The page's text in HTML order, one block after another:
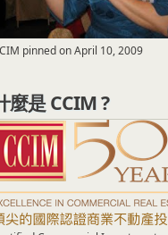
pinned on April 10, 2009
麼是 CCIM ?